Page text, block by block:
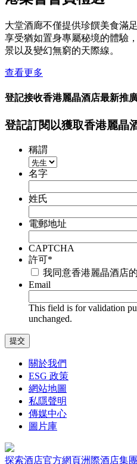
大堂酒廊不僅提供珍饌美食滿
享受猶如置身專屬秘境的體驗
景以及變幻無窮的天際線。
查看更多
登記接收香港麗晶酒店最新推
登記訂閱以獲取香港麗晶
稱謂
名字
姓氏
電郵地址
CAPTCHA
許可*
我同意香港麗晶酒店
Email
This field is for validation
unchanged.
關於我們
ESG 政策
網站地圖
私隱聲明
傳媒中心
圖片庫
探索酒店官方網頁洲際酒店集